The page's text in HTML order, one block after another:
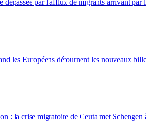
dépassée par l'afflux de migrants arrivant par
les Européens détournent les nouveaux
: la crise migratoire de Ceuta met Schengen